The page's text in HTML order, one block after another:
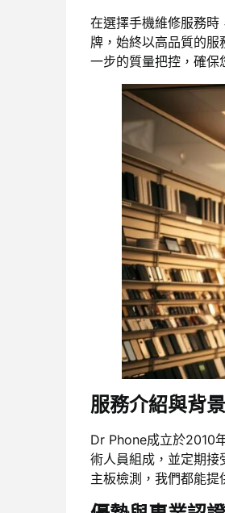
在選擇手機維修服務
牌，始終以高品質的
一步的質量把控，確保
服務介紹與背景
Dr Phone成立於2010
術人員組成，並定期接
主板檢測，我們都能提